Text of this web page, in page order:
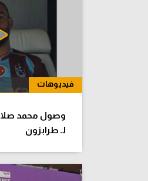
فيديوهات
وصول محمد صلاح
لـ طرابزون